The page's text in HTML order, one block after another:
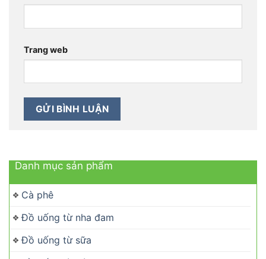
Trang web
Danh mục sản phẩm
Cà phê
Đồ uống từ nha đam
Đồ uống từ sữa